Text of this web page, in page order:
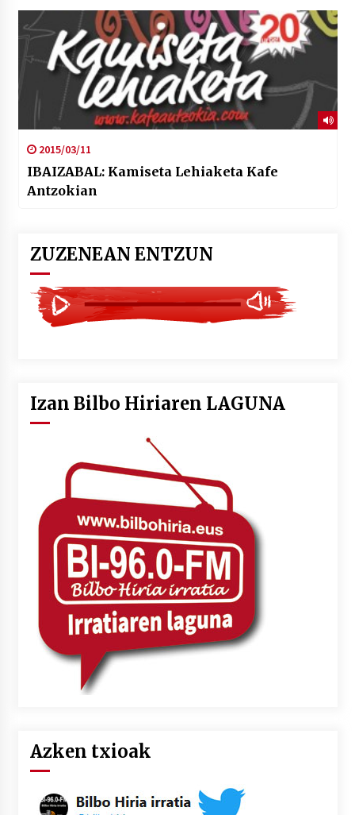
2015/03/11
IBAIZABAL: Kamiseta Lehiaketa Kafe
Antzokian
ZUZENEAN ENTZUN
Izan Bilbo Hiriaren LAGUNA
Azken txioak